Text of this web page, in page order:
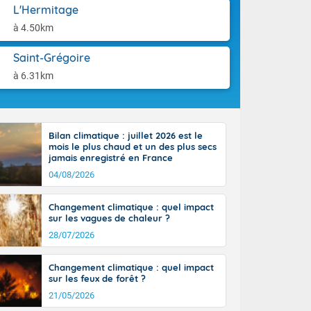
L'Hermitage
à 4.50km
Saint-Grégoire
à 6.31km
jusque
sur la Corse
le
des
En
en
d'après-
jour, le
au sud,
hausse, en
quasi-
et même
Bilan climatique : juillet 2026 est le
mois le plus chaud et un des plus secs
jamais enregistré en France
04/08/2026
Changement climatique : quel impact
sur les vagues de chaleur ?
28/07/2026
Changement climatique : quel impact
sur les feux de forêt ?
21/05/2026